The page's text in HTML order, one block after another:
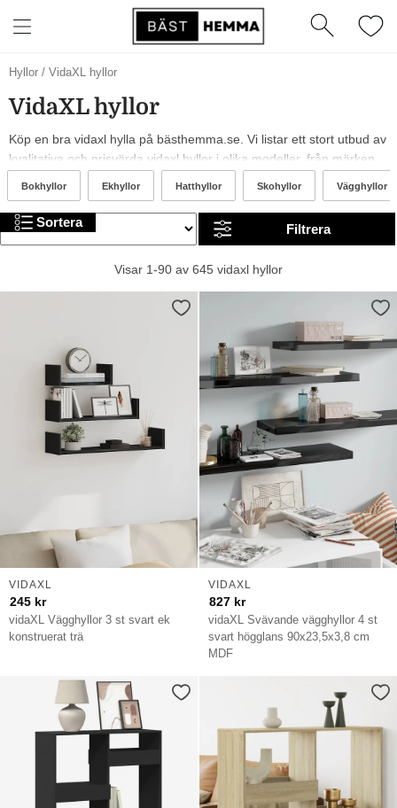
VidaXL
hyllor
Hyllor / VidaXL hyllor
VidaXL hyllor
Köp en bra vidaxl hylla på bästhemma.se. Vi listar ett stort utbud av
kvalitativa och prisvärda vidaxl hyllor i olika modeller, från märken
silvriga vidaxl hyllor. I sortimentet finns allt från billiga till mer
exklusiva alternativ. Trevlig shopping!
Bokhyllor Ekhyllor Hatthyllor Skohyllor Vägghyllor
Sortera Filtrera
Visar 1-90 av 645 vidaxl hyllor
vidaXL Vägghyllor 3 st svart ek
konstruerat trä
VIDAXL
245 kr
vidaXL Svävande vägghyllor 4 st
svart högglans 90x23,5x3,8 cm
MDF
VIDAXL
827 kr